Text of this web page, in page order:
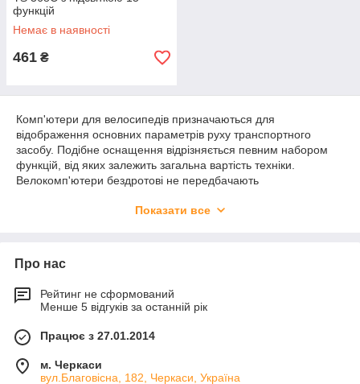
функцій
Немає в наявності
461 ₴
Комп'ютери для велосипедів призначаються для
відображення основних параметрів руху транспортного
засобу. Подібне оснащення відрізняється певним набором
функцій, від яких залежить загальна вартість техніки.
Велокомп'ютери бездротові не передбачають
допомогою радіохвиль. В інтернет-магазині NikMoto можна
якістю і тривалої успішної експлуатацією.
велокомп'ютерів
при зміні батареї.
Велокомп'ютери дозволяють відстежити зміни
швидкості в дорозі.
Показати все
Про нас
Рейтинг не сформований
Менше 5 відгуків за останній рік
Працює з 27.01.2014
м. Черкаси
вул.Благовісна, 182, Черкаси, Україна